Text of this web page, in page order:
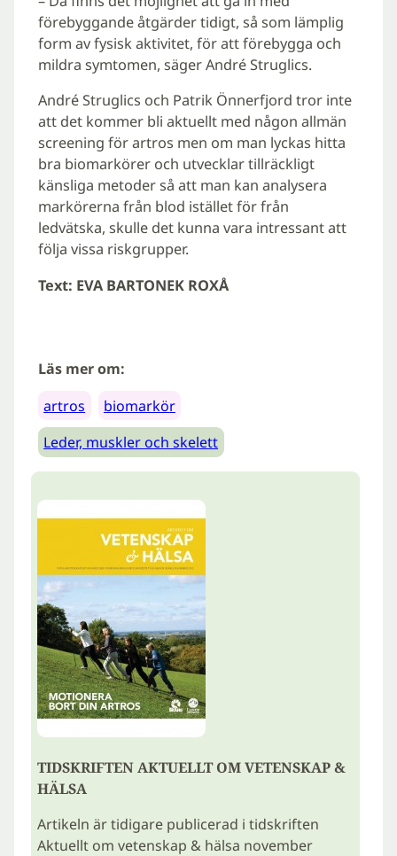
förebyggande åtgärder tidigt, så som lämplig
form av fysisk aktivitet, för att förebygga och
mildra symtomen, säger André Struglics.
André Struglics och Patrik Önnerfjord tror inte
att det kommer bli aktuellt med någon allmän
screening för artros men om man lyckas hitta
bra biomarkörer och utvecklar tillräckligt
känsliga metoder så att man kan analysera
markörerna från blod istället för från
ledvätska, skulle det kunna vara intressant att
följa vissa riskgrupper.
Text: EVA BARTONEK ROXÅ
Läs mer om:
artros
biomarkör
Leder, muskler och skelett
TIDSKRIFTEN AKTUELLT OM VETENSKAP &
HÄLSA
Artikeln är tidigare publicerad i tidskriften
Aktuellt om vetenskap & hälsa november